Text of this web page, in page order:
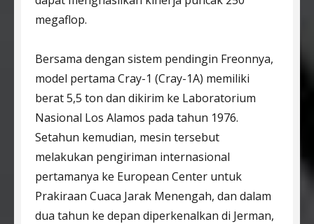
megaflop.
Bersama dengan sistem pendingin Freonnya,
model pertama Cray-1 (Cray-1A) memiliki
berat 5,5 ton dan dikirim ke Laboratorium
Nasional Los Alamos pada tahun 1976.
Setahun kemudian, mesin tersebut
melakukan pengiriman internasional
pertamanya ke European Center untuk
Prakiraan Cuaca Jarak Menengah, dan dalam
dua tahun ke depan diperkenalkan di Jerman,